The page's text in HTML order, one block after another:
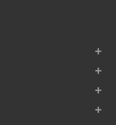
+
+
+
+